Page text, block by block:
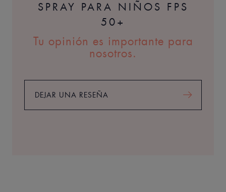
SPRAY PARA NIÑOS FPS
50+
Tu opinión es importante para
nosotros.
DEJAR UNA RESEÑA